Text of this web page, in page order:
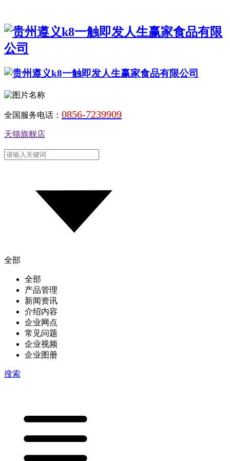
全国服务电话： 0856-7239909
天猫旗舰店
全部
全部
产品管理
新闻资讯
介绍内容
企业网点
常见问题
企业视频
企业图册
搜索